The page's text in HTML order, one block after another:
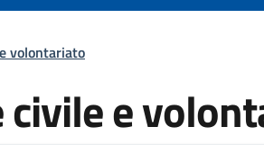
volontariato
civile e